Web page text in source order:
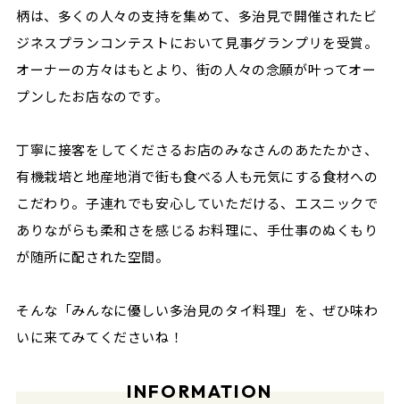
柄は、多くの人々の支持を集めて、多治見で開催されたビ
ジネスプランコンテストにおいて見事グランプリを受賞。
オーナーの方々はもとより、街の人々の念願が叶ってオー
プンしたお店なのです。
丁寧に接客をしてくださるお店のみなさんのあたたかさ、
有機栽培と地産地消で街も食べる人も元気にする食材への
こだわり。子連れでも安心していただける、エスニックで
ありながらも柔和さを感じるお料理に、手仕事のぬくもり
が随所に配された空間。
そんな「みんなに優しい多治見のタイ料理」を、ぜひ味わ
いに来てみてくださいね！
INFORMATION